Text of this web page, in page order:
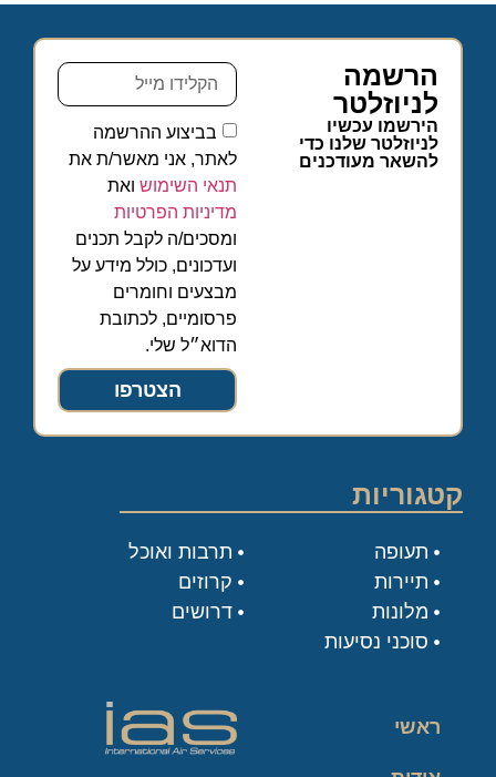
הרשמה
לניוזלטר
הירשמו עכשיו
לניוזלטר שלנו כדי
להשאר מעודכנים
בביצוע ההרשמה
לאתר, אני מאשר/ת את
תנאי השימוש ואת
מדיניות הפרטיות
ומסכים/ה לקבל תכנים
ועדכונים, כולל מידע על
מבצעים וחומרים
פרסומיים, לכתובת
הדוא״ל שלי.
הצטרפו
קטגוריות
תעופה
תיירות
מלונות
סוכני נסיעות
תרבות ואוכל
קרוזים
דרושים
ראשי